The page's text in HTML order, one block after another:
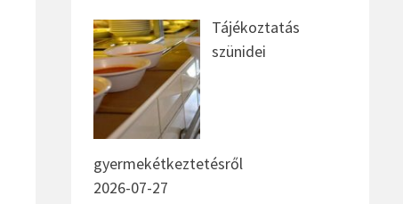
Tájékoztatás
szünidei
gyermekétkeztetésről
2026-07-27